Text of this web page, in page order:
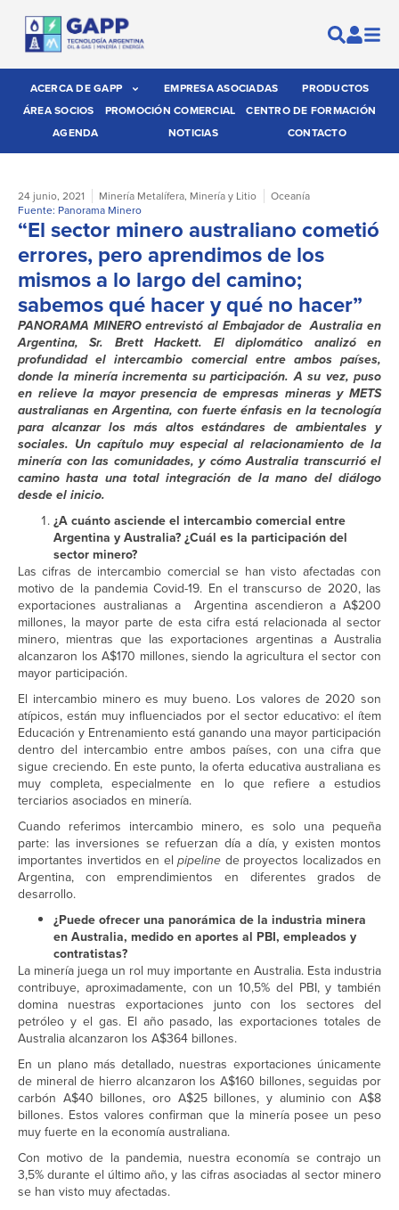
ACERCA DE GAPP EMPRESA ASOCIADAS
PRODUCTOS
ÁREA SOCIOS
PROMOCIÓN COMERCIAL
CENTRO DE FORMACIÓN
AGENDA
NOTICIAS CONTACTO
24 junio, 2021 Minería Metalífera, Minería y Litio
Oceanía
Fuente: Panorama Minero
“El sector minero australiano cometió
errores, pero aprendimos de los
mismos a lo largo del camino;
sabemos qué hacer y qué no hacer”
PANORAMA MINERO entrevistó al Embajador de Australia en
Argentina, Sr. Brett Hackett. El diplomático analizó en
profundidad el intercambio comercial entre ambos países,
donde la minería incrementa su participación. A su vez, puso
en relieve la mayor presencia de empresas mineras y METS
australianas en Argentina, con fuerte énfasis en la tecnología
para alcanzar los más altos estándares de ambientales y
sociales. Un capítulo muy especial al relacionamiento de la
minería con las comunidades, y cómo Australia transcurrió el
camino hasta una total integración de la mano del diálogo
desde el inicio.
¿A cuánto asciende el intercambio comercial entre
Argentina y Australia? ¿Cuál es la participación del
sector minero?
Las cifras de intercambio comercial se han visto afectadas con
motivo de la pandemia Covid-19. En el transcurso de 2020, las
exportaciones australianas a Argentina ascendieron a A$200
millones, la mayor parte de esta cifra está relacionada al sector
minero, mientras que las exportaciones argentinas a Australia
alcanzaron los A$170 millones, siendo la agricultura el sector con
mayor participación.
El intercambio minero es muy bueno. Los valores de 2020 son
atípicos, están muy influenciados por el sector educativo: el ítem
Educación y Entrenamiento está ganando una mayor participación
dentro del intercambio entre ambos países, con una cifra que
sigue creciendo. En este punto, la oferta educativa australiana es
muy completa, especialmente en lo que refiere a estudios
terciarios asociados en minería.
Cuando referimos intercambio minero, es solo una pequeña
parte: las inversiones se refuerzan día a día, y existen montos
importantes invertidos en el pipeline de proyectos localizados en
Argentina, con emprendimientos en diferentes grados de
desarrollo.
¿Puede ofrecer una panorámica de la industria minera
en Australia, medido en aportes al PBI, empleados y
contratistas?
La minería juega un rol muy importante en Australia. Esta industria
contribuye, aproximadamente, con un 10,5% del PBI, y también
domina nuestras exportaciones junto con los sectores del
petróleo y el gas. El año pasado, las exportaciones totales de
Australia alcanzaron los A$364 billones.
En un plano más detallado, nuestras exportaciones únicamente
de mineral de hierro alcanzaron los A$160 billones, seguidas por
carbón A$40 billones, oro A$25 billones, y aluminio con A$8
billones. Estos valores confirman que la minería posee un peso
muy fuerte en la economía australiana.
Con motivo de la pandemia, nuestra economía se contrajo un
3,5% durante el último año, y las cifras asociadas al sector minero
se han visto muy afectadas.